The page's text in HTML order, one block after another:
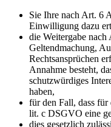
Sie Ihre nach Art. 6
Einwilligung dazu
die Weitergabe
Geltendmachung,
Rechtsansprüchen
Annahme besteht,
schutzwürdiges
haben,
für den Fall, dass für
lit. c DSGVO eine
dies gesetzlich